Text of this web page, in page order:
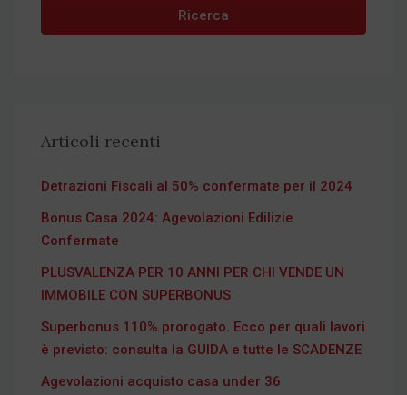
Ricerca
Articoli recenti
Detrazioni Fiscali al 50% confermate per il 2024
Bonus Casa 2024: Agevolazioni Edilizie
Confermate
PLUSVALENZA PER 10 ANNI PER CHI VENDE UN
IMMOBILE CON SUPERBONUS
Superbonus 110% prorogato. Ecco per quali lavori
è previsto: consulta la GUIDA e tutte le SCADENZE
Agevolazioni acquisto casa under 36